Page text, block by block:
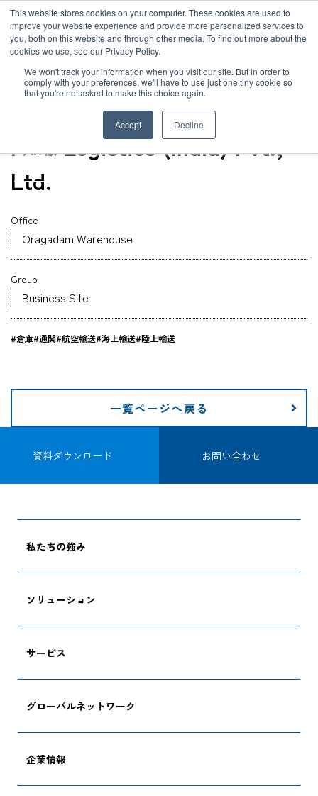
This website stores cookies on your computer. These cookies are used to
improve your website experience and provide more personalized services to
you, both on this website and through other media. To find out more about the
cookies we use, see our Privacy Policy.
We won't track your information when you visit our site. But in order to
comply with your preferences, we'll have to use just one tiny cookie so
that you're not asked to make this choice again.
Accept Decline
お知らせ
グローバルネットワーク
企業情報
サービス
お客様事例
企業情報
採用情報
TOP グローバルネットワーク MOL Logistics (India) Pvt., Ltd.
オフィス
MOL Logistics (India) Pvt.,
Ltd.
Office
Oragadam Warehouse
Group
Business Site
#倉庫#通関#航空輸送#海上輸送#陸上輸送
一覧ページへ戻る
資料ダウンロード お問い合わせ
私たちの強み
ソリューション
サービス
グローバルネットワーク
企業情報